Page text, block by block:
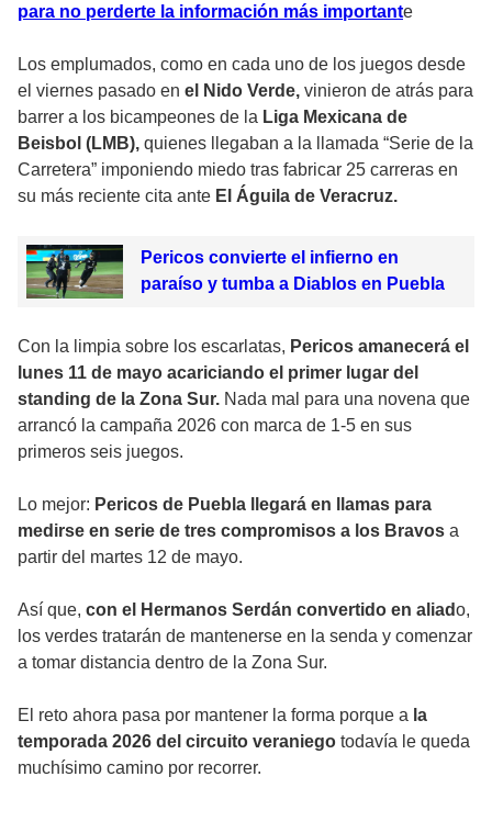
para no perderte la información más importante
Los emplumados, como en cada uno de los juegos desde
el viernes pasado en el Nido Verde, vinieron de atrás para
barrer a los bicampeones de la Liga Mexicana de
Beisbol (LMB), quienes llegaban a la llamada “Serie de la
Carretera” imponiendo miedo tras fabricar 25 carreras en
su más reciente cita ante El Águila de Veracruz.
Pericos convierte el infierno en
paraíso y tumba a Diablos en Puebla
Con la limpia sobre los escarlatas, Pericos amanecerá el
lunes 11 de mayo acariciando el primer lugar del
standing de la Zona Sur. Nada mal para una novena que
arrancó la campaña 2026 con marca de 1-5 en sus
primeros seis juegos.
Lo mejor: Pericos de Puebla llegará en llamas para
medirse en serie de tres compromisos a los Bravos a
partir del martes 12 de mayo.
Así que, con el Hermanos Serdán convertido en aliado,
los verdes tratarán de mantenerse en la senda y comenzar
a tomar distancia dentro de la Zona Sur.
El reto ahora pasa por mantener la forma porque a la
temporada 2026 del circuito veraniego todavía le queda
muchísimo camino por recorrer.